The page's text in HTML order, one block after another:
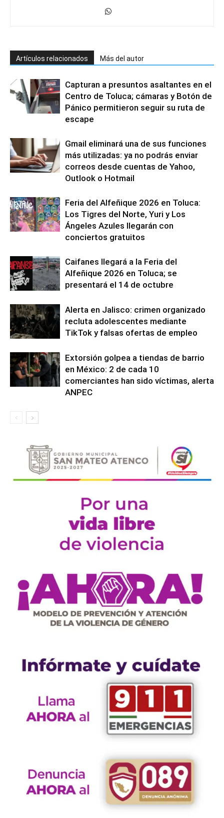
Artículos relacionados Más del autor
Capturan a presuntos asaltantes en el
Centro de Toluca; cámaras y Botón de
Pánico permitieron seguir su ruta de
escape
Gmail eliminará una de sus funciones
más utilizadas: ya no podrás enviar
correos desde cuentas de Yahoo,
Outlook o Hotmail
Feria del Alfeñique 2026 en Toluca:
Los Tigres del Norte, Yuri y Los
Ángeles Azules llegarán con
conciertos gratuitos
Caifanes llegará a la Feria del
Alfeñique 2026 en Toluca; se
presentará el 14 de octubre
Alerta en Jalisco: crimen organizado
recluta adolescentes mediante
TikTok y falsas ofertas de empleo
Extorsión golpea a tiendas de barrio
en México: 2 de cada 10
comerciantes han sido víctimas, alerta
ANPEC